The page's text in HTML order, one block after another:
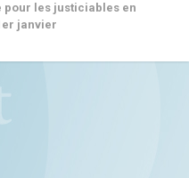
pour les justiciables en
janvier